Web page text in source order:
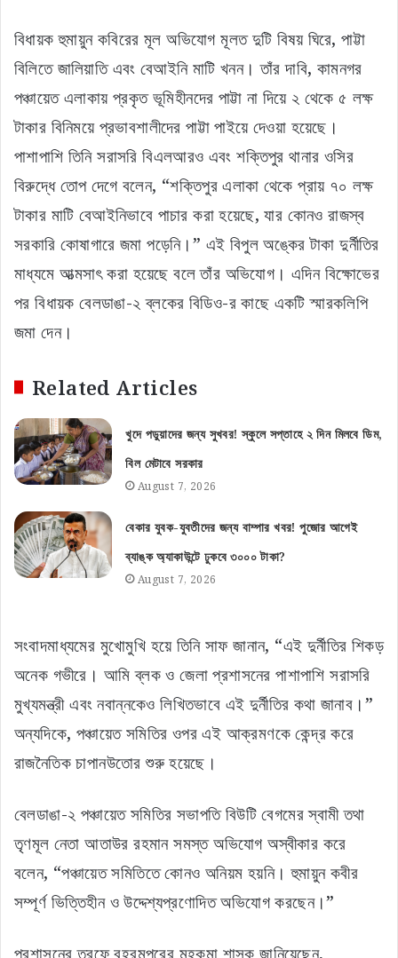
​বিধায়ক হুমায়ুন কবিরের মূল অভিযোগ মূলত দুটি বিষয় ঘিরে, পাট্টা
বিলিতে জালিয়াতি এবং বেআইনি মাটি খনন। তাঁর দাবি, কামনগর
পঞ্চায়েত এলাকায় প্রকৃত ভূমিহীনদের পাট্টা না দিয়ে ২ থেকে ৫ লক্ষ
টাকার বিনিময়ে প্রভাবশালীদের পাট্টা পাইয়ে দেওয়া হয়েছে।
পাশাপাশি তিনি সরাসরি বিএলআরও এবং শক্তিপুর থানার ওসির
বিরুদ্ধে তোপ দেগে বলেন, “শক্তিপুর এলাকা থেকে প্রায় ৭০ লক্ষ
টাকার মাটি বেআইনিভাবে পাচার করা হয়েছে, যার কোনও রাজস্ব
সরকারি কোষাগারে জমা পড়েনি।” এই বিপুল অঙ্কের টাকা দুর্নীতির
মাধ্যমে আত্মসাৎ করা হয়েছে বলে তাঁর অভিযোগ। ​এদিন বিক্ষোভের
পর বিধায়ক বেলডাঙা-২ ব্লকের বিডিও-র কাছে একটি স্মারকলিপি
জমা দেন।
Related Articles
খুদে পড়ুয়াদের জন্য সুখবর! স্কুলে সপ্তাহে ২ দিন মিলবে ডিম,
বিল মেটাবে সরকার
August 7, 2026
বেকার যুবক-যুবতীদের জন্য বাম্পার খবর! পুজোর আগেই
ব্যাঙ্ক অ্যাকাউন্টে ঢুকবে ৩০০০ টাকা?
August 7, 2026
সংবাদমাধ্যমের মুখোমুখি হয়ে তিনি সাফ জানান, “এই দুর্নীতির শিকড়
অনেক গভীরে। আমি ব্লক ও জেলা প্রশাসনের পাশাপাশি সরাসরি
মুখ্যমন্ত্রী এবং নবান্নকেও লিখিতভাবে এই দুর্নীতির কথা জানাব।”
অন্যদিকে, পঞ্চায়েত সমিতির ওপর এই আক্রমণকে কেন্দ্র করে
রাজনৈতিক চাপানউতোর শুরু হয়েছে।
বেলডাঙা-২ পঞ্চায়েত সমিতির সভাপতি বিউটি বেগমের স্বামী তথা
তৃণমূল নেতা আতাউর রহমান সমস্ত অভিযোগ অস্বীকার করে
বলেন, “পঞ্চায়েত সমিতিতে কোনও অনিয়ম হয়নি। হুমায়ুন কবীর
সম্পূর্ণ ভিত্তিহীন ও উদ্দেশ্যপ্রণোদিত অভিযোগ করছেন।”
​প্রশাসনের তরফে বহরমপুরের মহকুমা শাসক জানিয়েছেন,